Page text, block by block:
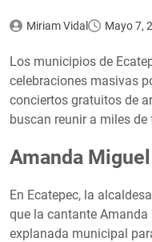
Miriam Vidal Mayo 7,
Los municipios de
celebraciones masivas
conciertos gratuitos de
buscan reunir a miles
Amanda
En Ecatepec, la
que la cantante Amanda
explanada municipal